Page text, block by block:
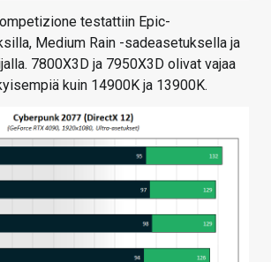
testattiin Epic-
Medium Rain -sadeasetuksella ja
7800X3D ja 7950X3D olivat vajaa
kuin 14900K ja 13900K.